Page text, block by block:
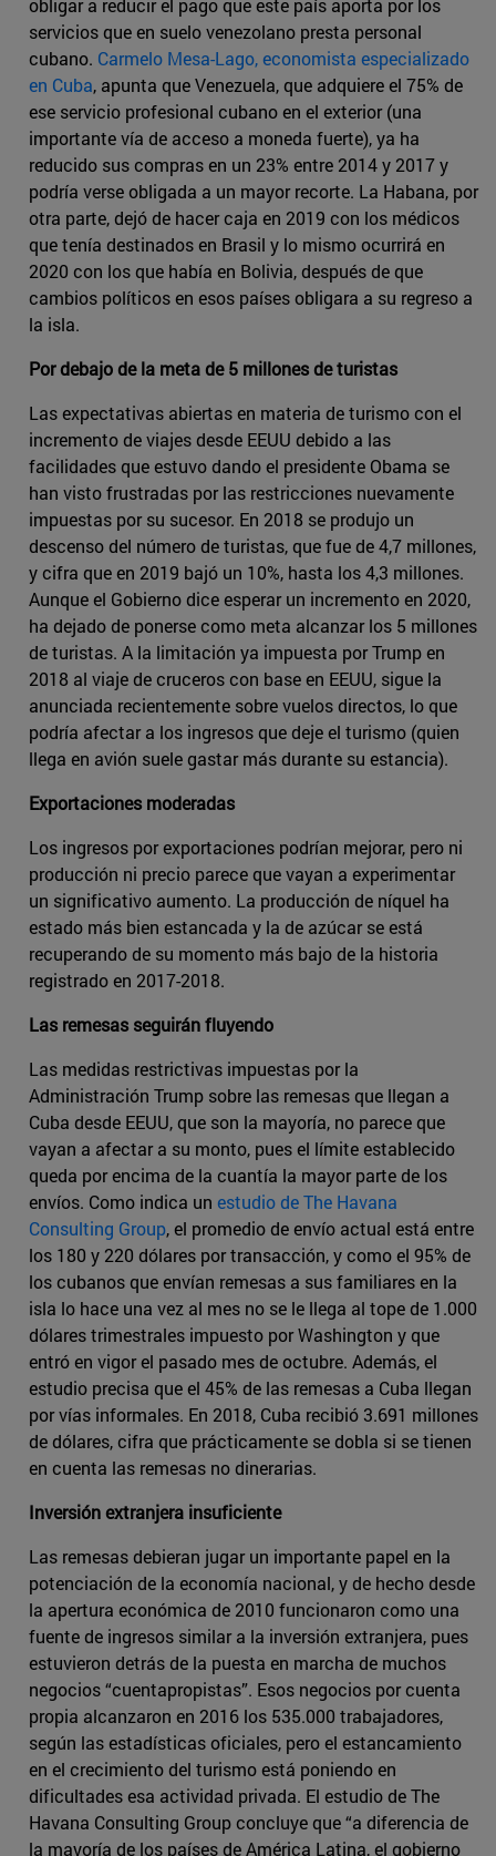
obligar a reducir el pago que este país aporta por los
servicios que en suelo venezolano presta personal
cubano. Carmelo Mesa-Lago, economista especializado
en Cuba, apunta que Venezuela, que adquiere el 75% de
ese servicio profesional cubano en el exterior (una
importante vía de acceso a moneda fuerte), ya ha
reducido sus compras en un 23% entre 2014 y 2017 y
podría verse obligada a un mayor recorte. La Habana, por
otra parte, dejó de hacer caja en 2019 con los médicos
que tenía destinados en Brasil y lo mismo ocurrirá en
2020 con los que había en Bolivia, después de que
cambios políticos en esos países obligara a su regreso a
la isla.
Por debajo de la meta de 5 millones de turistas
Las expectativas abiertas en materia de turismo con el
incremento de viajes desde EEUU debido a las
facilidades que estuvo dando el presidente Obama se
han visto frustradas por las restricciones nuevamente
impuestas por su sucesor. En 2018 se produjo un
descenso del número de turistas, que fue de 4,7 millones,
y cifra que en 2019 bajó un 10%, hasta los 4,3 millones.
Aunque el Gobierno dice esperar un incremento en 2020,
ha dejado de ponerse como meta alcanzar los 5 millones
de turistas. A la limitación ya impuesta por Trump en
2018 al viaje de cruceros con base en EEUU, sigue la
anunciada recientemente sobre vuelos directos, lo que
podría afectar a los ingresos que deje el turismo (quien
llega en avión suele gastar más durante su estancia).
Exportaciones moderadas
Los ingresos por exportaciones podrían mejorar, pero ni
producción ni precio parece que vayan a experimentar
un significativo aumento. La producción de níquel ha
estado más bien estancada y la de azúcar se está
recuperando de su momento más bajo de la historia
registrado en 2017-2018.
Las remesas seguirán fluyendo
Las medidas restrictivas impuestas por la
Administración Trump sobre las remesas que llegan a
Cuba desde EEUU, que son la mayoría, no parece que
vayan a afectar a su monto, pues el límite establecido
queda por encima de la cuantía la mayor parte de los
envíos. Como indica un estudio de The Havana
Consulting Group, el promedio de envío actual está entre
los 180 y 220 dólares por transacción, y como el 95% de
los cubanos que envían remesas a sus familiares en la
isla lo hace una vez al mes no se le llega al tope de 1.000
dólares trimestrales impuesto por Washington y que
entró en vigor el pasado mes de octubre. Además, el
estudio precisa que el 45% de las remesas a Cuba llegan
por vías informales. En 2018, Cuba recibió 3.691 millones
de dólares, cifra que prácticamente se dobla si se tienen
en cuenta las remesas no dinerarias.
Inversión extranjera insuficiente
Las remesas debieran jugar un importante papel en la
potenciación de la economía nacional, y de hecho desde
la apertura económica de 2010 funcionaron como una
fuente de ingresos similar a la inversión extranjera, pues
estuvieron detrás de la puesta en marcha de muchos
negocios “cuentapropistas”. Esos negocios por cuenta
propia alcanzaron en 2016 los 535.000 trabajadores,
según las estadísticas oficiales, pero el estancamiento
en el crecimiento del turismo está poniendo en
dificultades esa actividad privada. El estudio de The
Havana Consulting Group concluye que “a diferencia de
la mayoría de los países de América Latina, el gobierno